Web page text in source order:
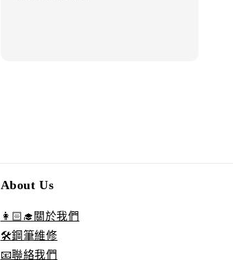
About Us
👩🏻‍🎓關於我們
🛠️鋼筆維修
📧聯絡我們